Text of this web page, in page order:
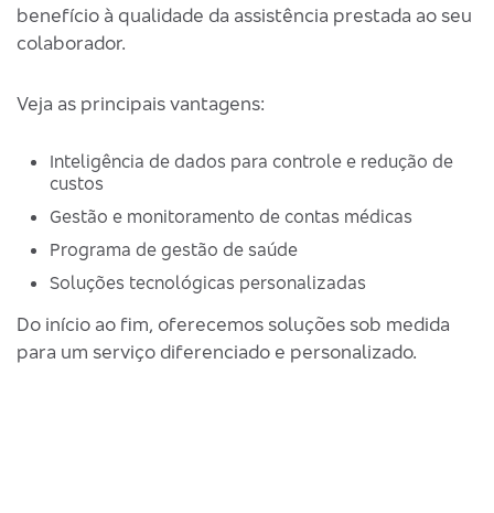
benefício à qualidade da assistência prestada ao seu
colaborador.
Veja as principais vantagens:
Inteligência de dados para controle e redução de
custos
Gestão e monitoramento de contas médicas
Programa de gestão de saúde
Soluções tecnológicas personalizadas
Do início ao fim, oferecemos soluções sob medida
para um serviço diferenciado e personalizado.